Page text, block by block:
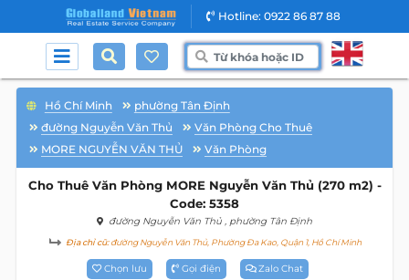
Hotline: 0922 86 87 88
Hồ Chí Minh
phường Tân Định
đường Nguyễn Văn Thủ
Văn Phòng Cho Thuê
MORE NGUYỄN VĂN THỦ
Văn Phòng
Cho Thuê Văn Phòng MORE Nguyễn Văn Thủ (270 m2) -
Code: 5358
đường Nguyễn Văn Thủ , phường Tân Định
Địa chỉ cũ:đường Nguyễn Văn Thủ, Phường Đa Kao, Quận 1, Hồ Chí Minh
Chọn lưu Gọi điện Zalo Chat